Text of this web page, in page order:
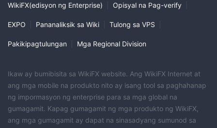
WikiFX(edisyon ng Enterprise) Opisyal na Pag-verify
EXPO Pananaliksik sa Wiki Tulong sa VPS
Pakikipagtulungan Mga Regional Division
Ikaw ay bumibisita sa WikiFX website. Ang WikiFX Internet at
ang mga mobile na produkto nito ay isang tool sa paghahanap
ng impormasyon ng enterprise para sa mga global na
gumagamit. Kapag gumagamit ng mga produkto ng WikiFX,
ang mga gumagamit ay dapat na sinasadyang sumunod sa